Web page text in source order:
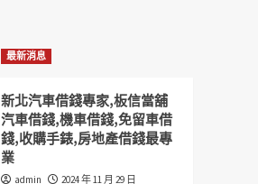
最新消息
新北汽車借錢專家,板信當舖
汽車借錢,機車借錢,免留車借
錢,收購手錶,房地產借錢最專
業
admin 2024 年 11 月 29 日